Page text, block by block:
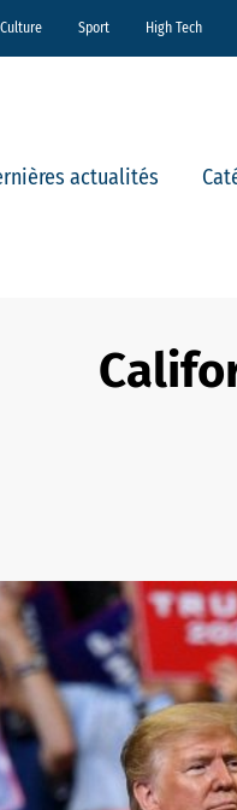
Culture Sport High Tech
actualités